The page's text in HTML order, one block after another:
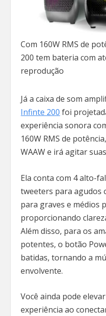
Com 160W RMS de
200 tem bateria com
reprodução
Já a caixa de som
Infinte 200 foi
experiência sonora
160W RMS de
WAAW e irá agitar
Ela conta com 4 alto-
tweeters para agudos
para graves e médios
proporcionando
Além disso, para os
potentes, o botão
batidas, tornando a
envolvente.
Você ainda pode
experiência ao